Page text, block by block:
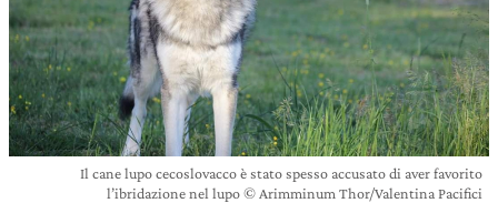
Il cane lupo cecoslovacco è stato spesso accusato di aver favorito
l’ibridazione nel lupo © Arimminum Thor/Valentina Pacifici